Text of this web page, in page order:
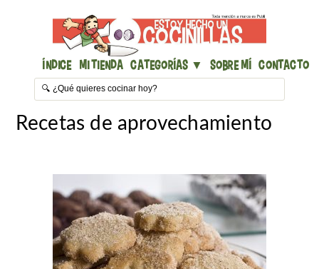
Índice Mi Tienda Categorías ▼ Sobre mí Contacto
Recetas de aprovechamiento